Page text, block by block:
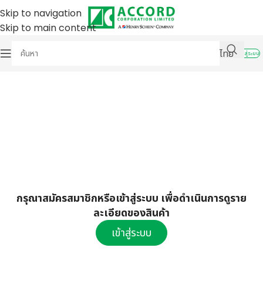
Skip to navigation
Skip to main content
ไทย
เข้าสู่ระบบ
กรุณาสมัครสมาชิกหรือเข้าสู่ระบบ เพื่อดำเนินการดูราย
ละเอียดของสินค้า
เข้าสู่ระบบ